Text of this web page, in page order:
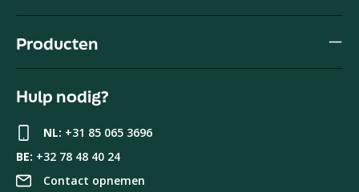
Producten
Hulp nodig?
NL: +31 85 065 3696
BE: +32 78 48 40 24
Contact opnemen